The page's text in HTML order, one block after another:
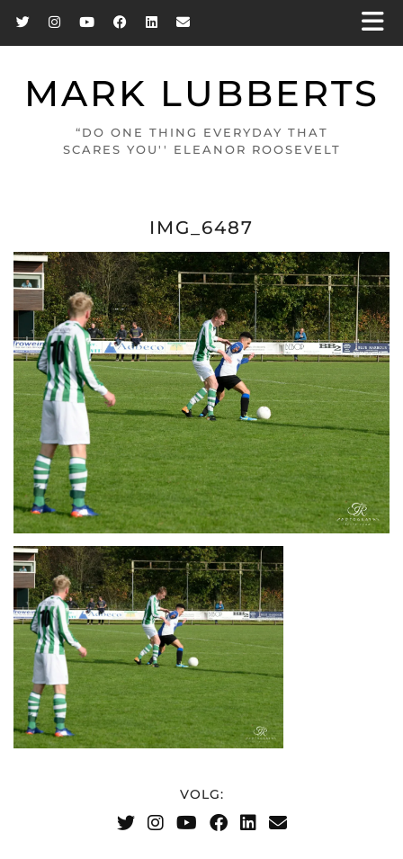
MARK LUBBERTS
“DO ONE THING EVERYDAY THAT
SCARES YOU'' ELEANOR ROOSEVELT
IMG_6487
VOLG: